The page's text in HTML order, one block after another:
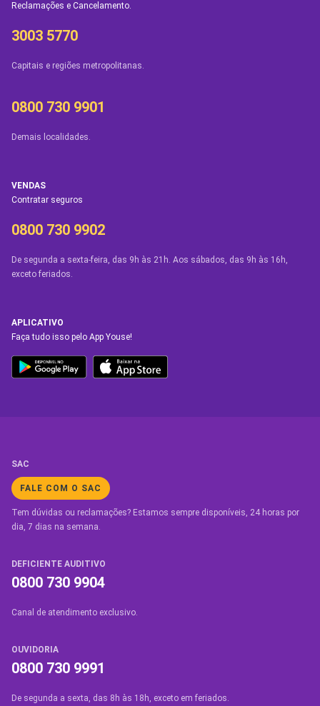
Reclamações e Cancelamento.
3003 5770
Capitais e regiões metropolitanas.
0800 730 9901
Demais localidades.
VENDAS
Contratar seguros
0800 730 9902
De segunda a sexta-feira, das 9h às 21h. Aos sábados, das 9h às 16h,
exceto feriados.
APLICATIVO
Faça tudo isso pelo App Youse!
SAC
FALE COM O SAC
Tem dúvidas ou reclamações? Estamos sempre disponíveis, 24 horas por
dia, 7 dias na semana.
DEFICIENTE AUDITIVO
0800 730 9904
Canal de atendimento exclusivo.
OUVIDORIA
0800 730 9991
De segunda a sexta, das 8h às 18h, exceto em feriados.